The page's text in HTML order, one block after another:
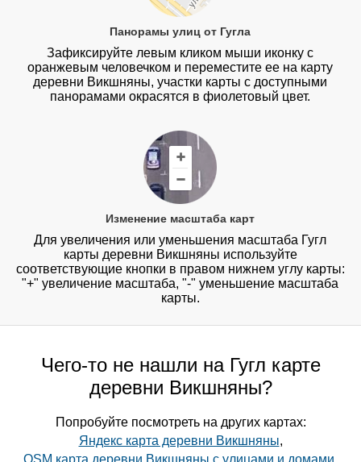
Панорамы улиц от Гугла
Зафиксируйте левым кликом мыши иконку с
оранжевым человечком и переместите ее на карту
деревни Викшняны, участки карты с доступными
панорамами окрасятся в фиолетовый цвет.
Изменение масштаба карт
Для увеличения или уменьшения масштаба Гугл
карты деревни Викшняны используйте
соответствующие кнопки в правом нижнем углу карты:
"+" увеличение масштаба, "-" уменьшение масштаба
карты.
Чего-то не нашли на Гугл карте
деревни Викшняны?
Попробуйте посмотреть на других картах:
Яндекс карта деревни Викшняны,